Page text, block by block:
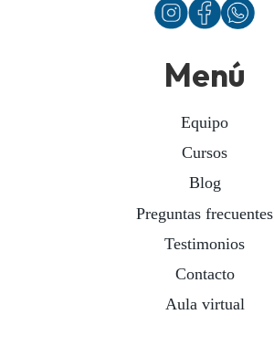
Menú
Equipo
Cursos
Blog
Preguntas frecuentes
Testimonios
Contacto
Aula virtual